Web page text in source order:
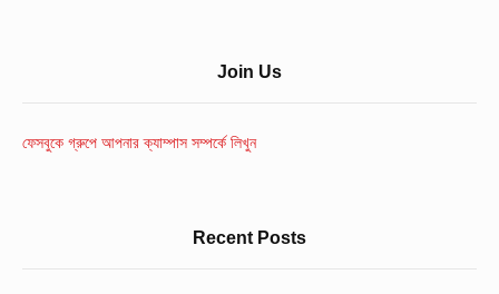
Area
Join Us
ফেসবুকে গ্রুপে আপনার ক্যাম্পাস সম্পর্কে লিখুন
Recent Posts